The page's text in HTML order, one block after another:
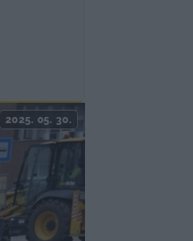
2025. 05. 30.